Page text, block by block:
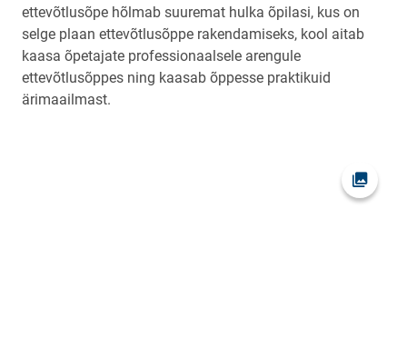
ettevõtlusõpe hõlmab suuremat hulka õpilasi, kus on
selge plaan ettevõtlusõppe rakendamiseks, kool aitab
kaasa õpetajate professionaalsele arengule
ettevõtlusõppes ning kaasab õppesse praktikuid
ärimaailmast.
Ava